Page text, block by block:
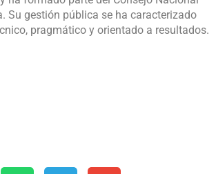
Su gestión pública se ha caracterizado
pragmático y orientado a resultados.